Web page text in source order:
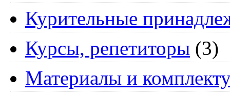
Курительные
Курсы, репетиторы (3)
Материалы и